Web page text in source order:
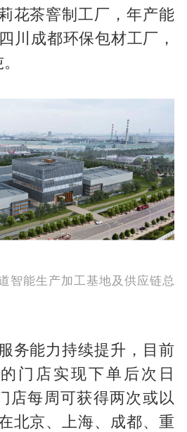
花茶窨制工厂，年产能
川成都环保包材工厂，
智能生产加工基地及供应链总
务能力持续提升，目前
门店实现下单后次日
店每周可获得两次或以
北京、上海、成都、重